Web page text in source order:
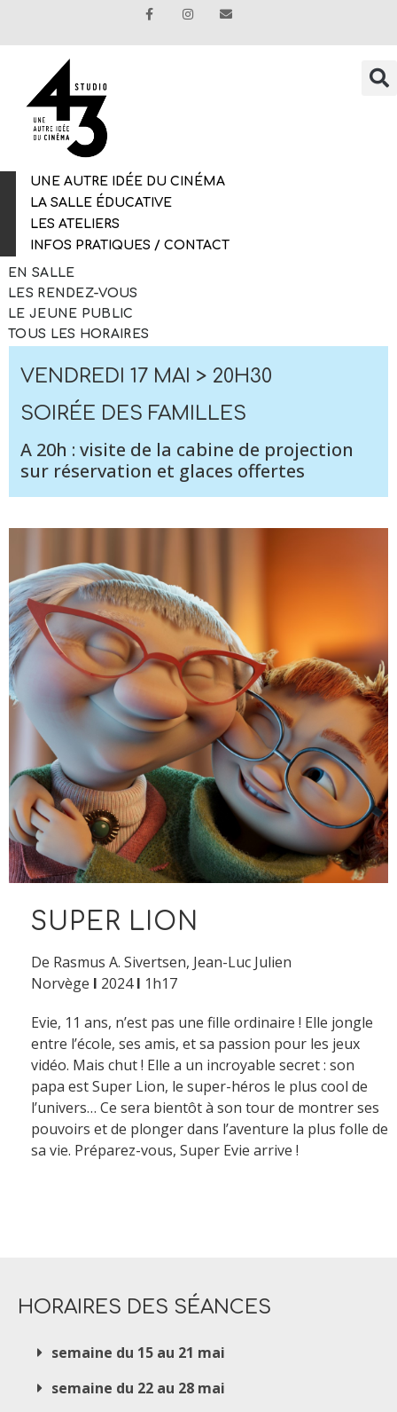
UNE AUTRE IDÉE DU CINÉMA
LA SALLE ÉDUCATIVE
LES ATELIERS
INFOS PRATIQUES / CONTACT
EN SALLE
LES RENDEZ-VOUS
LE JEUNE PUBLIC
TOUS LES HORAIRES
VENDREDI 17 MAI > 20H30
SOIRÉE DES FAMILLES
A 20h : visite de la cabine de projection
sur réservation et glaces offertes
SUPER LION
De Rasmus A. Sivertsen, Jean-Luc Julien
Norvège Ι 2024Ι 1h17
Evie, 11 ans, n’est pas une fille ordinaire ! Elle jongle
entre l’école, ses amis, et sa passion pour les jeux
vidéo. Mais chut ! Elle a un incroyable secret : son
papa est Super Lion, le super-héros le plus cool de
l’univers… Ce sera bientôt à son tour de montrer ses
pouvoirs et de plonger dans l’aventure la plus folle de
sa vie. Préparez-vous, Super Evie arrive !
HORAIRES DES SÉANCES
semaine du 15 au 21 mai
semaine du 22 au 28 mai